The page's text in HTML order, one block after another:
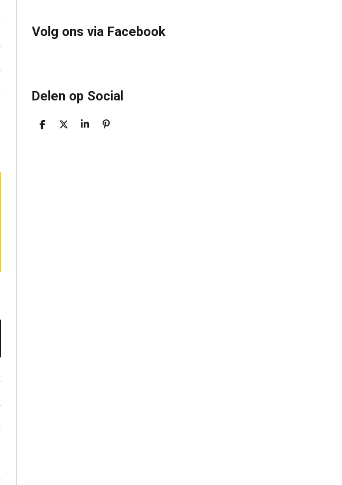
Volg ons via Facebook
Delen op Social
D
D
S
P